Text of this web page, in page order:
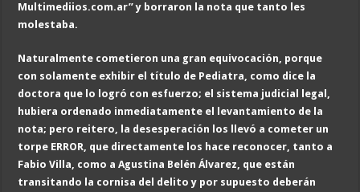
Multimediios.com.ar” y borraron la nota que tanto les
molestaba.
Naturalmente cometieron una gran equivocación, porque
con solamente exhibir el título de Pediatra, como dice la
doctora que lo logró con esfuerzo; el sistema judicial legal,
hubiera ordenado inmediatamente el levantamiento de la
nota; pero reitero, la desesperación los llevó a cometer un
torpe ERROR, que directamente los hace reconocer, tanto a
Fabio Villa, como a Agustina Belén Álvarez, que están
transitando la cornisa del delito y por supuesto deberán